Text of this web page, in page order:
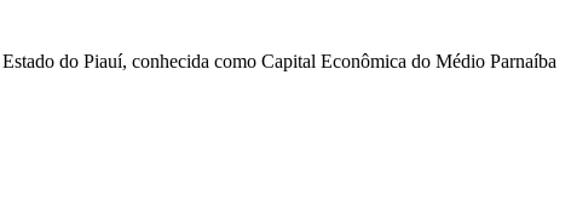
do Piauí, conhecida como Capital Econômica do Médio Parnaíba